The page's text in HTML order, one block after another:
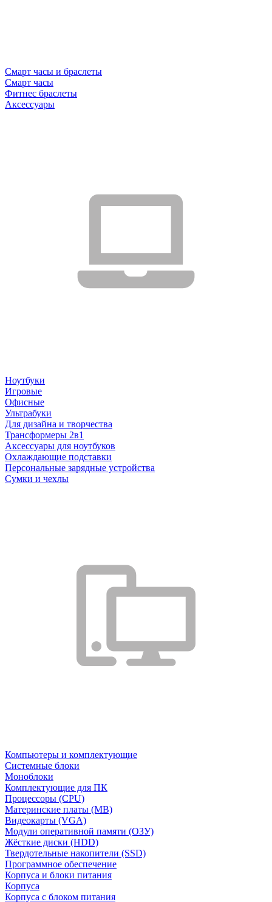
Смарт часы и браслеты
Смарт часы
Фитнес браслеты
Аксессуары
Ноутбуки
Игровые
Офисные
Ультрабуки
Для дизайна и творчества
Трансформеры 2в1
Аксессуары для ноутбуков
Охлаждающие подставки
Персональные зарядные устройства
Сумки и чехлы
Компьютеры и комплектующие
Системные блоки
Моноблоки
Комплектующие для ПК
Процессоры (CPU)
Материнские платы (MB)
Видеокарты (VGA)
Модули оперативной памяти (ОЗУ)
Жёсткие диски (HDD)
Твердотельные накопители (SSD)
Программное обеспечение
Корпуса и блоки питания
Корпуса
Корпуса с блоком питания